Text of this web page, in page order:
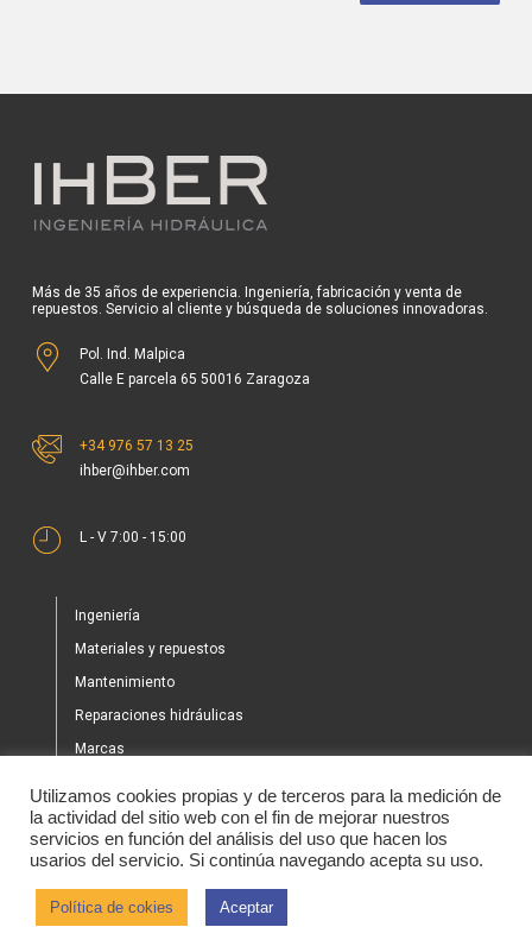
Más de 35 años de experiencia. Ingeniería, fabricación y venta de
repuestos. Servicio al cliente y búsqueda de soluciones innovadoras.
Pol. Ind. Malpica
Calle E parcela 65 50016 Zaragoza
+34 976 57 13 25
ihber@ihber.com
L - V 7:00 - 15:00
Ingeniería
Materiales y repuestos
Mantenimiento
Reparaciones hidráulicas
Marcas
Tienda
Noticias
Utilizamos cookies propias y de terceros para la medición de
la actividad del sitio web con el fin de mejorar nuestros
servicios en función del análisis del uso que hacen los
usarios del servicio. Si continúa navegando acepta su uso.
Política de cokies Aceptar